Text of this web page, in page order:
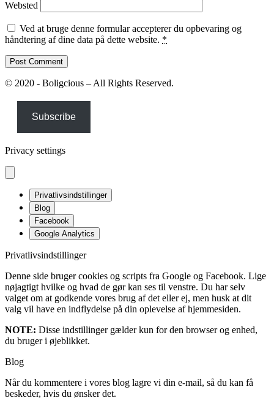
Websted
Ved at bruge denne formular accepterer du opbevaring og
håndtering af dine data på dette website. *
© 2020 - Boligcious – All Rights Reserved.
Subscribe
Privacy settings
Privatlivsindstillinger
Blog
Facebook
Google Analytics
Privatlivsindstillinger
Denne side bruger cookies og scripts fra Google og Facebook. Lige
nøjagtigt hvilke og hvad de gør kan ses til venstre. Du har selv
valget om at godkende vores brug af det eller ej, men husk at dit
valg vil have en indflydelse på din oplevelse af hjemmesiden.
NOTE: Disse indstillinger gælder kun for den browser og enhed,
du bruger i øjeblikket.
Blog
Når du kommentere i vores blog lagre vi din e-mail, så du kan få
beskeder, hvis du ønsker det.